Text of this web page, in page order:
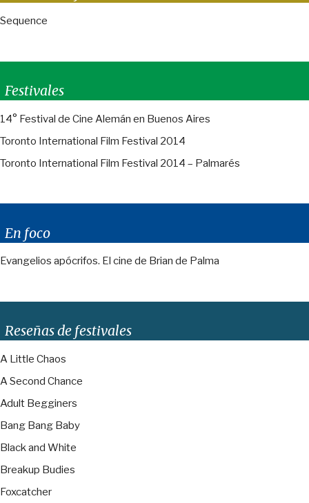
Sequence
Festivales
14° Festival de Cine Alemán en Buenos Aires
Toronto International Film Festival 2014
Toronto International Film Festival 2014 – Palmarés
En foco
Evangelios apócrifos. El cine de Brian de Palma
Reseñas de festivales
A Little Chaos
A Second Chance
Adult Begginers
Bang Bang Baby
Black and White
Breakup Budies
Foxcatcher